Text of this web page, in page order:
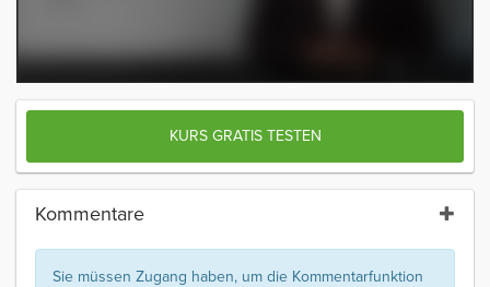
KURS GRATIS TESTEN
Kommentare
Sie müssen Zugang haben, um die Kommentarfunktion